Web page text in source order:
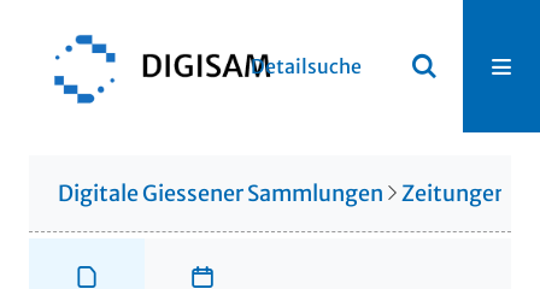
Detailsuche
Digitale Giessener Sammlungen Zeitungen